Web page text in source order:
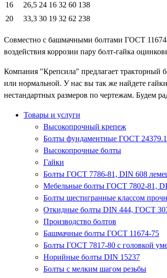
16
26,5 24 16 32 60 138
20
33,3 30 19 32 62 238
Совместно с башмачными болтами ГОСТ
воздействия коррозии пару болт-гайка
Компания "Крепсила" предлагает тракторный
или нормальной. У нас вы так же найдете
нестандартных размеров по чертежам. Будем
Товары и услуги
Высокопрочный крепеж
Болты фундаментные ГОСТ
Высокопрочные болты
Гайки
Болты ГОСТ 7786-81, DIN 608
Мебельные болты ГОСТ 7802-81,
Болты шестигранные классом
Откидные болты DIN 444, ГОСТ
Производство болтов
Башмачные болты ГОСТ 11674-75
Болты ГОСТ 7817-80 с головкой
Норийные болты DIN 15237
Болты с мелким шагом резьбы